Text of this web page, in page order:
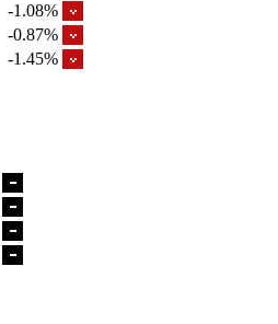
-1.08%
-0.87%
-1.45%